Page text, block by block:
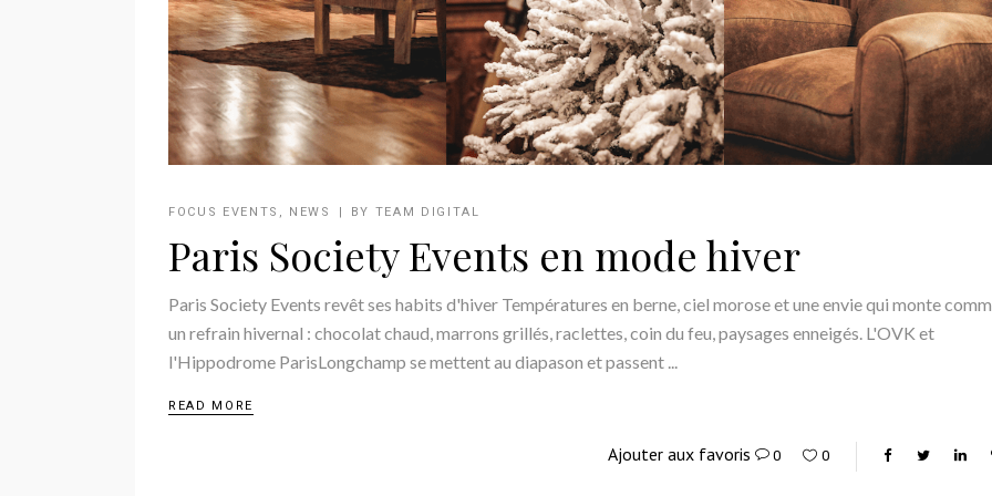
FOCUS EVENTS , NEWS BY TEAM DIGITAL
Paris Society Events en mode hiver
Paris Society Events revêt ses habits d'hiver Températures en berne, ciel morose et une envie qui monte
un refrain hivernal : chocolat chaud, marrons grillés, raclettes, coin du feu, paysages enneigés. L'OVK et
l'Hippodrome ParisLongchamp se mettent au diapason et passent
READ MORE
Ajouter aux favoris 0 0